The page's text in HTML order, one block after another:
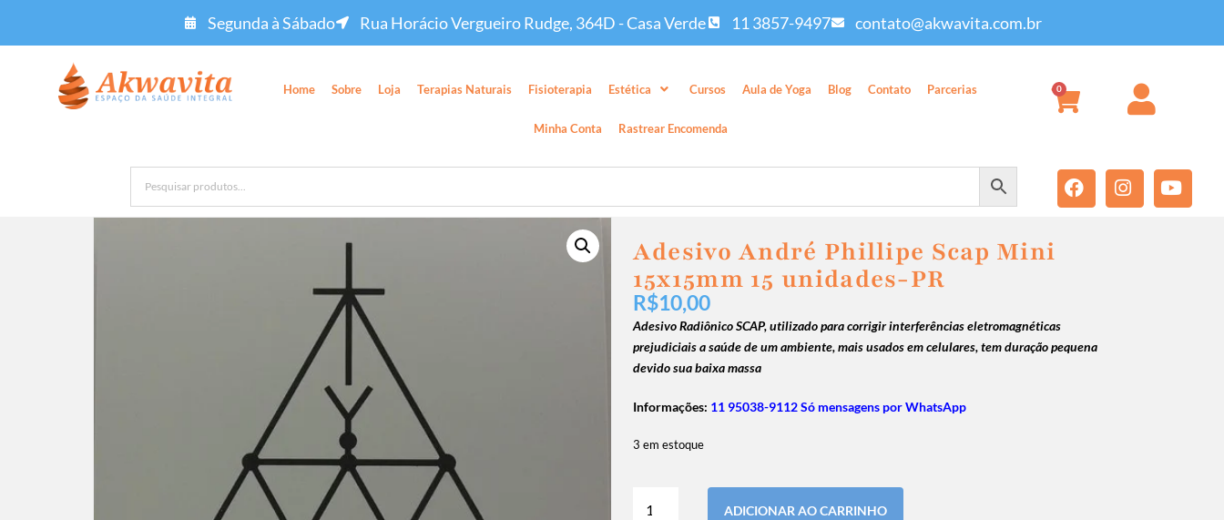
Segunda à Sábado Rua Horácio Vergueiro Rudge, 364D - Casa Verde 11 3857-9497 contato@akwavita.com.br
Home Sobre Loja Terapias Naturais Fisioterapia Estética Cursos Aula de Yoga Blog Contato Parcerias
Minha Conta Rastrear Encomenda
0
Adesivo André Phillipe Scap Mini
15x15mm 15 unidades-PR
R$10,00
Adesivo Radiônico SCAP, utilizado para corrigir interferências eletromagnéticas
prejudiciais a saúde de um ambiente, mais usados em celulares, tem duração pequena
devido sua baixa massa
Informações: 11 95038-9112 Só mensagens por WhatsApp
3 em estoque
ADICIONAR AO CARRINHO